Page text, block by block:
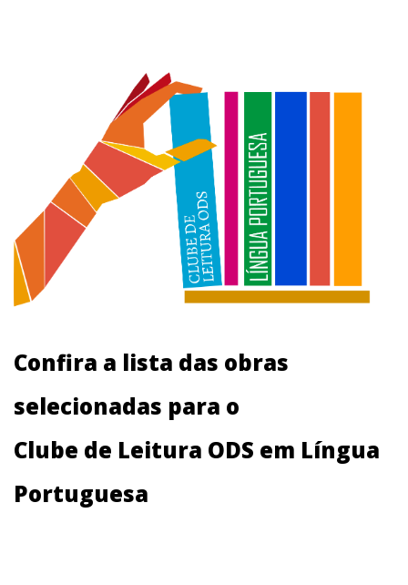
Confira a lista das obras
selecionadas para o
Clube de Leitura ODS em Língua
Portuguesa